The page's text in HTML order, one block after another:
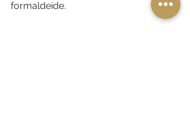
formaldeide.